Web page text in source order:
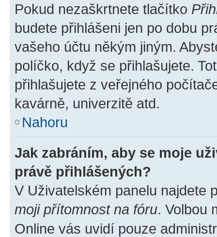
Pokud nezaškrtnete tlačítko
budete přihlášeni jen po dobu
vašeho účtu někým jiným.
políčko, když se přihlašujete.
přihlašujete z veřejného
kavárně, univerzitě atd.
Nahoru
Jak zabráním, aby se moje
právě přihlášených?
V Uživatelském panelu najdete
moji přítomnost na fóru. Volbou
Online vás uvidí pouze